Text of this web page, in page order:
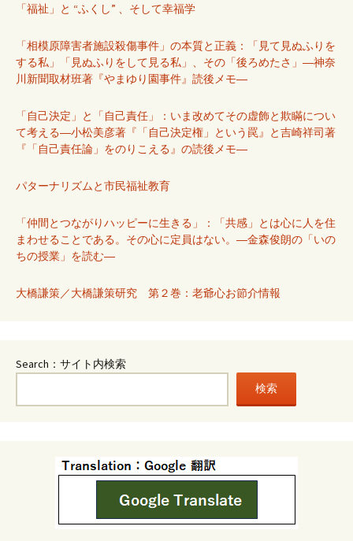
「福祉」と “ふくし” 、そして幸福学
「相模原障害者施設殺傷事件」の本質と正義：「見て見ぬふりを
する私」「見ぬふりをして見る私」、その「後ろめたさ」―神奈
川新聞取材班著『やまゆり園事件』読後メモ―
「自己決定」と「自己責任」：いま改めてその虚飾と欺瞞につい
て考える―小松美彦著『「自己決定権」という罠』と吉崎祥司著
『「自己責任論」をのりこえる』の読後メモ―
パターナリズムと市民福祉教育
「仲間とつながりハッピーに生きる」：「共感」とは心に人を住
まわせることである。その心に定員はない。―金森俊朗の「いの
ちの授業」を読む―
大橋謙策／大橋謙策研究 第２巻：老爺心お節介情報
Search：サイト内検索
検索